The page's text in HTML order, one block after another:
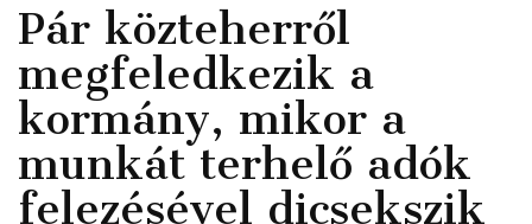
Pár közteherről
megfeledkezik a
kormány, mikor a
munkát terhelő adók
felezésével dicsekszik